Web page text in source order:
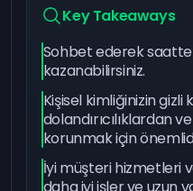
Key Takeaways
Sohbet ederek saatte
kazanabilirsiniz.
Kişisel kimliğinizin gizli
dolandırıcılıklardan
korunmak için
İyi müşteri hizmetleri